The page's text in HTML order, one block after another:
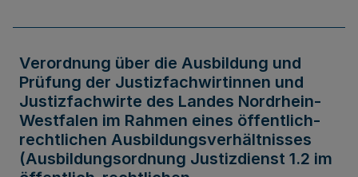
Verordnung über die Ausbildung und
Prüfung der Justizfachwirtinnen und
Justizfachwirte des Landes Nordrhein-
Westfalen im Rahmen eines öffentlich-
rechtlichen Ausbildungsverhältnisses
(Ausbildungsordnung Justizdienst 1.2 im